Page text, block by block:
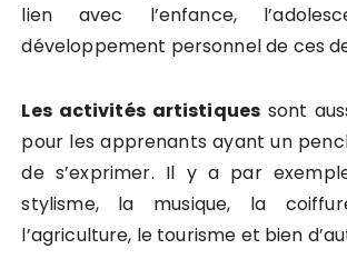
lien avec l’enfance,
développement personnel de ces
Les activités artistiques sont
pour les apprenants ayant un
de s’exprimer. Il y a par
stylisme, la musique, la
l’agriculture, le tourisme et bien